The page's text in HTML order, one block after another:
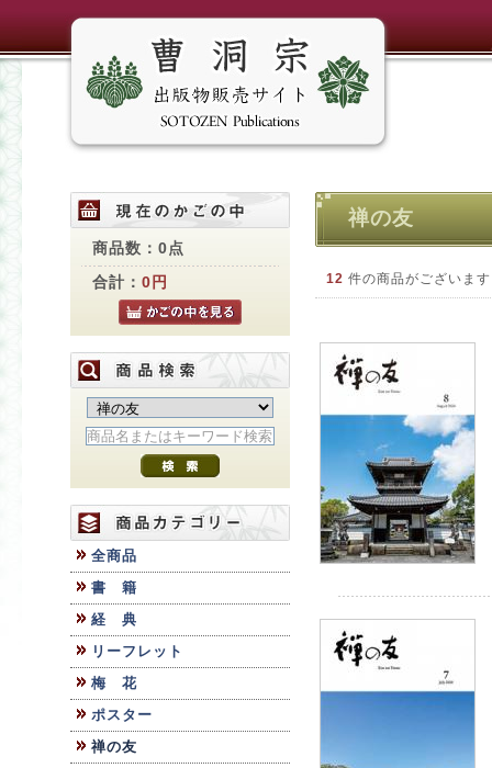
商品数：0点
合計： 0円
全商品
書 籍
経 典
リーフレット
梅 花
ポスター
禅の友
禅の友
12 件の商品がございま